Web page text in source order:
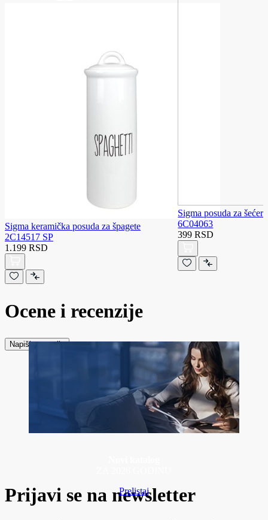
Sigma keramička posuda za špagete
2C14517 SP
1.199 RSD
Sigma posuda za
6C04063
399 RSD
Ocene i recenzije
Napiši recenziju
Prelistaj
Prijavi se na newsletter